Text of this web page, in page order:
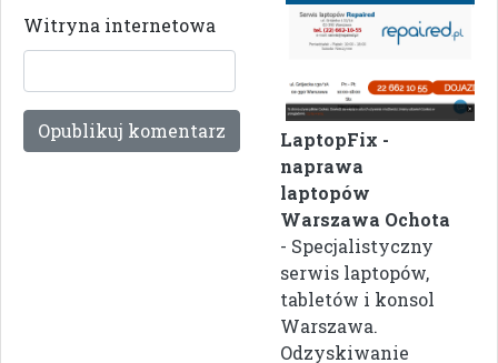
Witryna internetowa
LaptopFix -
naprawa
laptopów
Warszawa Ochota
- Specjalistyczny
serwis laptopów,
tabletów i konsol
Warszawa.
Odzyskiwanie